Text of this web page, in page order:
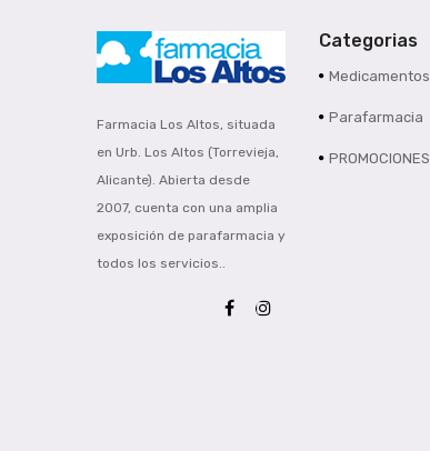
Farmacia Los Altos, situada
en Urb. Los Altos (Torrevieja,
Alicante). Abierta desde
2007, cuenta con una amplia
exposición de parafarmacia y
todos los servicios..
Categorias
Medicamentos
Parafarmacia
PROMOCIONES